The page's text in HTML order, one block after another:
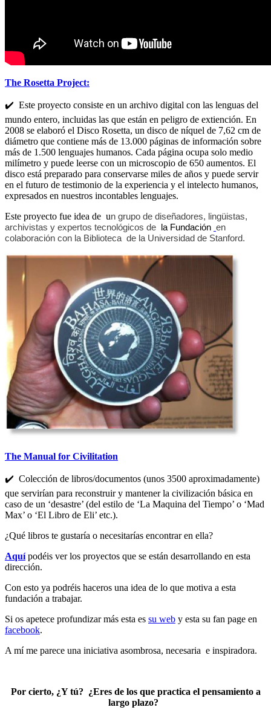
The Rosetta Project:
✔️ Este proyecto consiste en un archivo digital con las lenguas del
mundo entero, incluidas las que están en peligro de extiención. En
2008 se elaboró el Disco Rosetta, un disco de níquel de 7,62 cm de
diámetro que contiene más de 13.000 páginas de información sobre
más de 1.500 lenguajes humanos. Cada página ocupa solo medio
milímetro y puede leerse con un microscopio de 650 aumentos. El
disco está preparado para conservarse miles de años y puede servir
en el futuro de testimonio de la experiencia y el intelecto humanos,
expresados en nuestros incontables lenguajes.
Este proyecto fue idea de un grupo de diseñadores, lingüistas,
archivistas y expertos tecnológicos de la Fundación en
colaboración con la Biblioteca de la Universidad de Stanford.
The Manual for Civilitation
✔️ Colección de libros/documentos (unos 3500 aproximadamente)
que servirían para reconstruir y mantener la civilización básica en
caso de un ‘desastre’ (del estilo de ‘La Maquina del Tiempo’ o ‘Mad
Max’ o ‘El Libro de Eli’ etc.).
¿Qué libros te gustaría o necesitarías encontrar en ella?
Aquípodéis ver los proyectos que se están desarrollando en esta
dirección.
Con esto ya podréis haceros una idea de lo que motiva a esta
fundación a trabajar.
Si os apetece profundizar más esta es su web y esta su fan page en
facebook.
A mí me parece una iniciativa asombrosa, necesaria e inspiradora.
Por cierto, ¿Y tú? ¿Eres de los que practica el pensamiento a
largo plazo?